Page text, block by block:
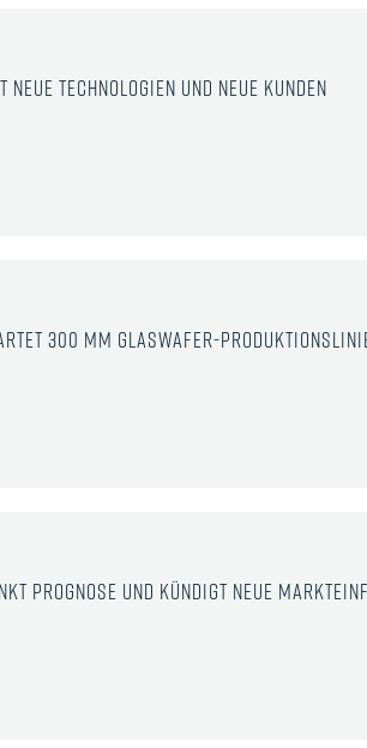
Technologien und neue Kunden
300 mm Glaswafer-
Prognose und kündigt neue